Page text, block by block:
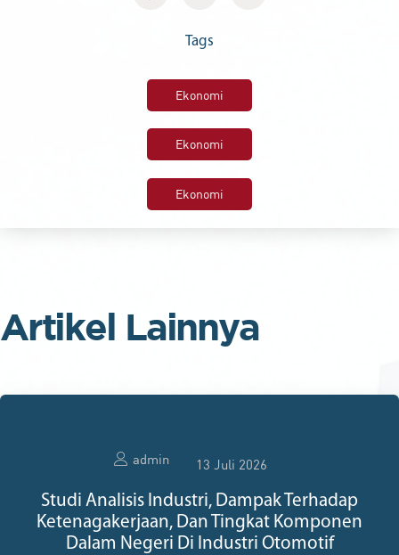
Tags
Ekonomi
Ekonomi
Ekonomi
Artikel Lainnya
admin 13 Juli 2026
Studi Analisis Industri, Dampak Terhadap
Ketenagakerjaan, Dan Tingkat Komponen
Dalam Negeri Di Industri Otomotif